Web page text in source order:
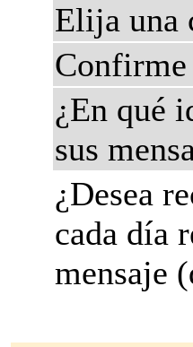
Elija una
¿En qué
sus
¿Desea
cada día
mensaje